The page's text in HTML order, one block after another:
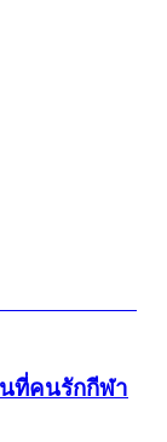
ที่คนรักกีฬา